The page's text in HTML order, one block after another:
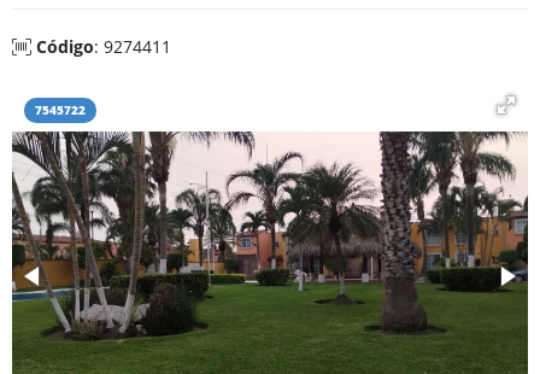
Código: 9274411
7545722